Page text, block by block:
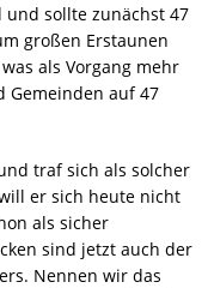
und sollte zunächst 47
großen Erstaunen
als Vorgang mehr
Gemeinden auf 47
traf sich als solcher
er sich heute nicht
als sicher
sind jetzt auch der
Nennen wir das